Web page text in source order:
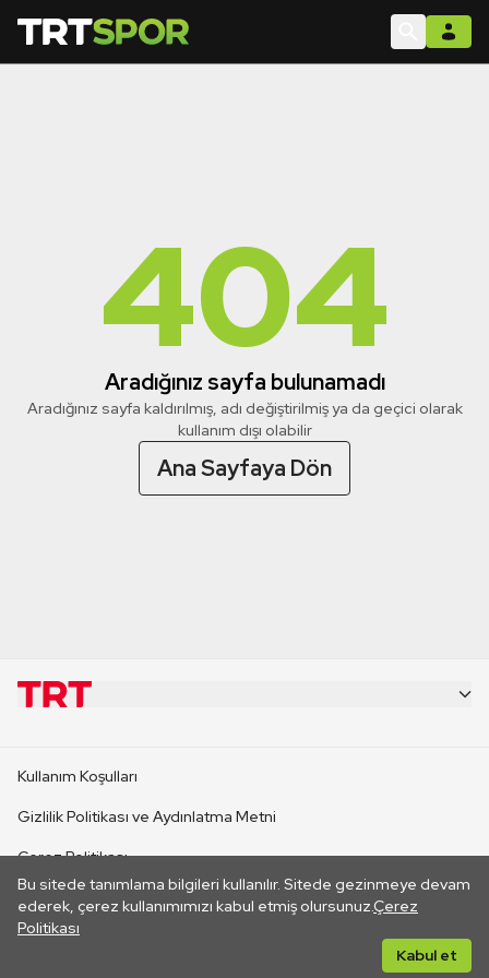
404
Aradığınız sayfa bulunamadı
Aradığınız sayfa kaldırılmış, adı değiştirilmiş ya da geçici olarak
kullanım dışı olabilir
Ana Sayfaya Dön
Bu sitede tanımlama bilgileri kullanılır. Sitede gezinmeye devam
ederek, çerez kullanımımızı kabul etmiş olursunuz.Çerez
Politikası
Kabul et
CANLI YAYINLAR
Kullanım Koşulları
Gizlilik Politikası ve Aydınlatma Metni
Çerez Politikası
İletişim
Her hakkı saklıdır. ©2026 TRT. Bağlantı yoluyla gidilen dış